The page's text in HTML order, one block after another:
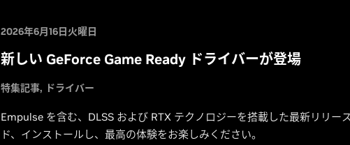
2026年6月16日火曜日
新しい GeForce Game Ready ドライバーが登場
特集記事 ドライバー
Empulse を含む、DLSS および RTX テクノロジーを搭載した最新リリー
ド、インストールし、最高の体験をお楽しみください。